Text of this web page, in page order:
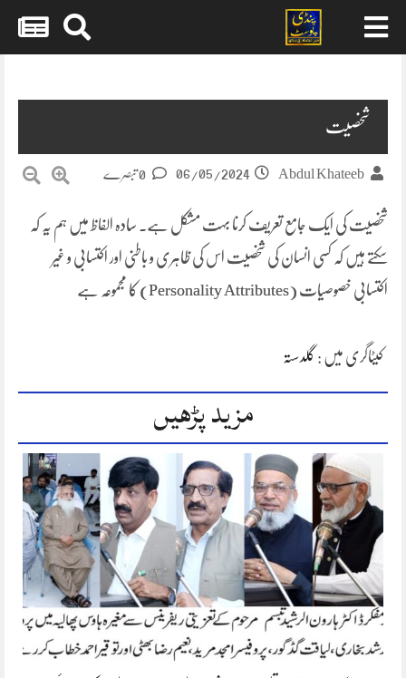
شخصیت
Abdul Khateeb
06/05/2024
شخصیت کی ایک جامع تعریف کرنا بہت مشکل ہے۔ سادہ الفاظ میں ہم یہ کہ
سکتے ہیں کہ کسی انسان کی شخصیت اس کی ظاہری و باطنی اور اکتسابی و غیر
اکتسابی خصوصیات (Personality Attributes) کا مجموعہ ہے
کیٹاگری میں : گلدستہ
مزید پڑھیں